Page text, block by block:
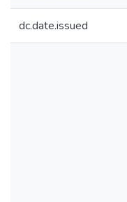
dc.date.issued